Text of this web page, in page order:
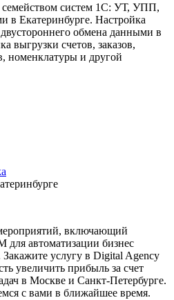
семейством систем 1С: УТ, УПП,
в Екатеринбурге. Настройка
обмена данными в
выгрузки счетов, заказов,
номенклатуры и другой
включающий
для автоматизации бизнес
услугу в Digital Agency
увеличить прибыль за счет
в Москве и Санкт-Петербурге.
с вами в ближайшее время.